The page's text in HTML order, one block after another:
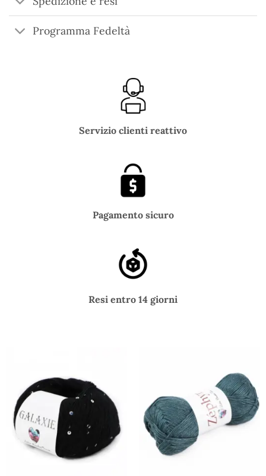
Programma Fedeltà
Servizio clienti reattivo
Pagamento sicuro
Resi entro 14 giorni